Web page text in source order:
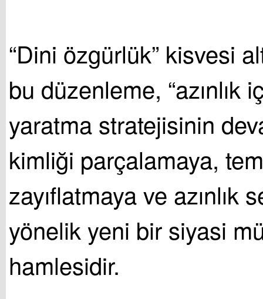
“Dini özgürlük” kisvesi
bu düzenleme, “azınlık
yaratma stratejisinin
kimliği parçalamaya,
zayıflatmaya ve azınlık
yönelik yeni bir siyasi
hamlesidir.